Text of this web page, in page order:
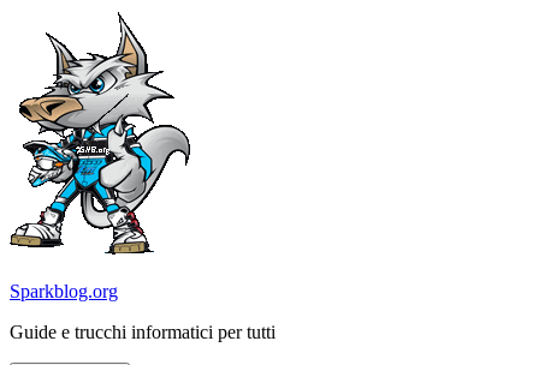
contenuto
Sparkblog.org
Guide e trucchi informatici per tutti